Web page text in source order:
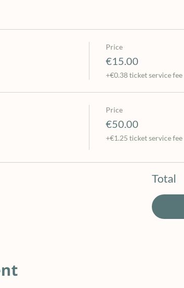
Price
€15.00
+€0.38 ticket service fee
Price
€50.00
+€1.25 ticket service fee
Total